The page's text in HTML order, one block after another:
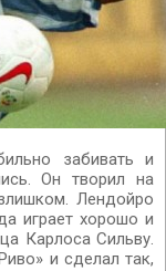
забивать и
Он творил на
Лендойро
играет хорошо и
Карлоса Сильву.
и сделал так,